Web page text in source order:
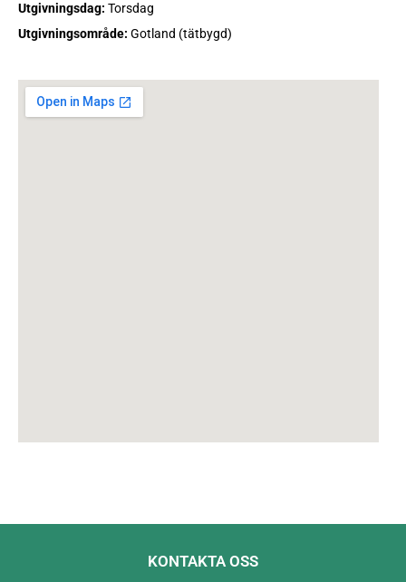
Utgivningsdag: Torsdag
Utgivningsområde: Gotland (tätbygd)
KONTAKTA OSS